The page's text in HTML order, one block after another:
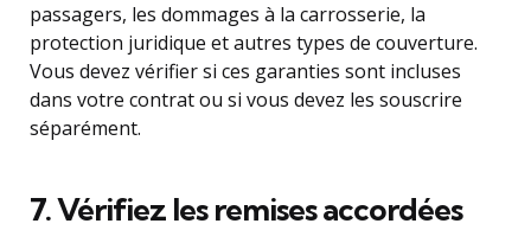
passagers, les dommages à la carrosserie, la
protection juridique et autres types de couverture.
Vous devez vérifier si ces garanties sont incluses
dans votre contrat ou si vous devez les souscrire
séparément.
7. Vérifiez les remises accordées